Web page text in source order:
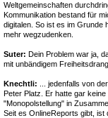
Weltgemeinschaften
Kommunikation bestand für
digitalen. So ist es im Grunde
mehr wegzudenken.
Suter: Dein Problem war ja,
mit unbändigem
Knechtli: ... jedenfalls von
Peter Platz. Er hatte gar
"Monopolstellung" in
Seit es OnlineReports gibt, ist